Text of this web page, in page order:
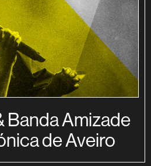
Banda Amizade
de Aveiro